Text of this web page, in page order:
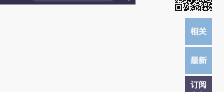
订阅